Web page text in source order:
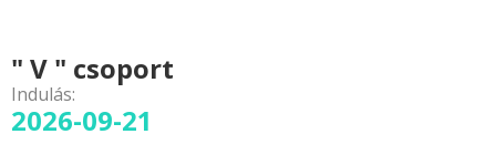
" V " csoport
Indulás:
2026-09-21